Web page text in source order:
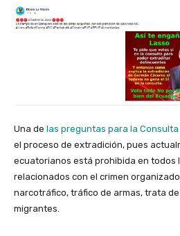
Una de las preguntas para la
el proceso de extradición, pues
ecuatorianos está prohibida en todos
relacionados con el crimen
narcotráfico, tráfico de armas, trata
migrantes.